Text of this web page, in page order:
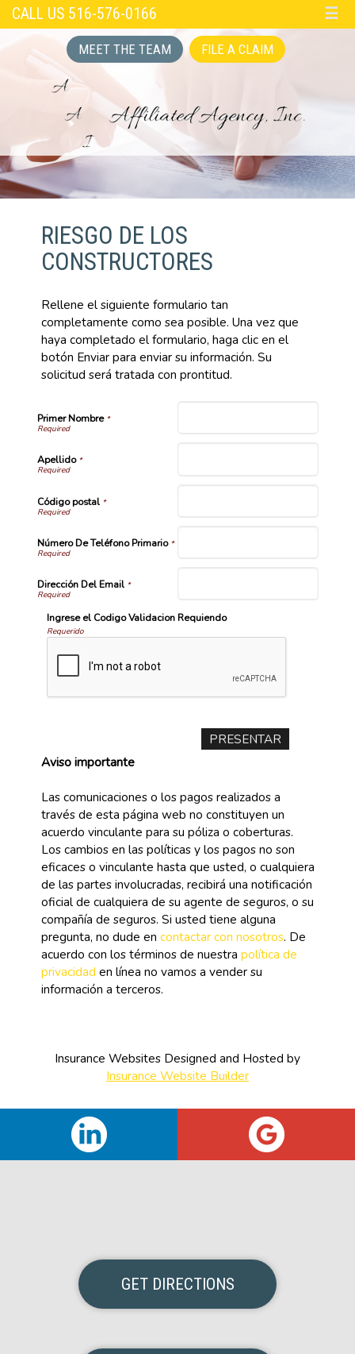
CALL US 516-576-0166 ☰
MEET THE TEAM FILE A CLAIM
RIESGO DE LOS
CONSTRUCTORES
Rellene el siguiente formulario tan
completamente como sea posible. Una vez que
haya completado el formulario, haga clic en el
botón Enviar para enviar su información. Su
solicitud será tratada con prontitud.
Primer Nombre *
Apellido*
Código postal*
Número De Teléfono Primario*
Dirección Del Email*
Ingrese el Codigo Validacion Requiendo
Requerido
Aviso importante
Las comunicaciones o los pagos realizados a
través de esta página web no constituyen un
acuerdo vinculante para su póliza o coberturas.
Los cambios en las políticas y los pagos no son
eficaces o vinculante hasta que usted, o cualquiera
de las partes involucradas, recibirá una notificación
oficial de cualquiera de su agente de seguros, o su
compañía de seguros. Si usted tiene alguna
pregunta, no dude en contactar con nosotros. De
acuerdo con los términos de nuestra política de
privacidad en línea no vamos a vender su
información a terceros.
Insurance Websites Designed and Hosted by
Insurance Website Builder
GET DIRECTIONS